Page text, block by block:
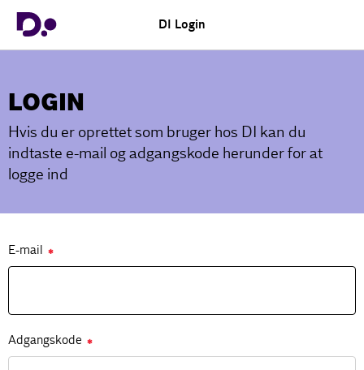
DI Login
LOGIN
Hvis du er oprettet som bruger hos DI kan du
indtaste e-mail og adgangskode herunder for at
logge ind
E-mail ✱
Adgangskode ✱